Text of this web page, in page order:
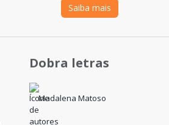
Saiba mais
Dobra letras
Madalena Matoso